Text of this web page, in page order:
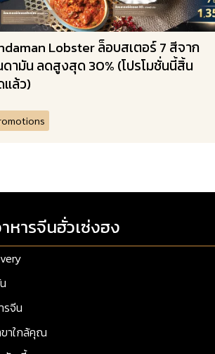
Lobster ล็อบสเตอร์ 7 สีจาก
ามัน ลดสูงสุด 30% (โปรโมชั่นนี้สิ้น
ล้ว)
หารจีนฮั่วเซ่งฮง
รจีน
าใกล้คุณ